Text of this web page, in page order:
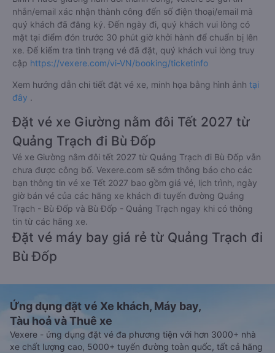
nhắn/email xác nhận thành công đến số điện thoại/email mà
quý khách đã đăng ký. Đến ngày đi, quý khách vui lòng có
mặt tại điểm đón trước 30 phút giờ khởi hành để chuẩn bị lên
xe. Để kiểm tra tình trạng vé đã đặt, quý khách vui lòng truy
cập https://vexere.com/vi-VN/booking/ticketinfo
Xem hướng dẫn chi tiết đặt vé xe, minh họa bằng hình ảnh tại
đây .
Đặt vé xe Giường nằm đôi Tết 2027 từ
Quảng Trạch đi Bù Đốp
Vé xe Giường nằm đôi tết 2027 từ Quảng Trạch đi Bù Đốp vẫn
chưa được công bố. Vexere.com sẽ sớm thông báo cho các
bạn thông tin vé xe Tết 2027 bao gồm giá vé, lịch trình, ngày
giờ bán vé của các hãng xe khách đi tuyến đường Quảng
Trạch - Bù Đốp và Bù Đốp - Quảng Trạch ngay khi có thông
tin từ các hãng xe.
Đặt vé máy bay giá rẻ từ Quảng Trạch đi
Bù Đốp
Ứng dụng đặt vé Xe khách, Máy bay,
Tàu hoả và Thuê xe
Vexere - ứng dụng đặt vé đa phương tiện với hơn 3000+ nhà
xe chất lượng cao, 5000+ tuyến đường toàn quốc, tất cả hãng